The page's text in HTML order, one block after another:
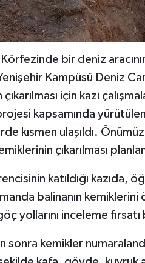
bir deniz
Kampüsü Deniz
için kazı
kapsamında
kısmen ulaşıldı.
çıkarılması
katıldığı kazıda,
balinanın
yollarını inceleme
sonra kemikler